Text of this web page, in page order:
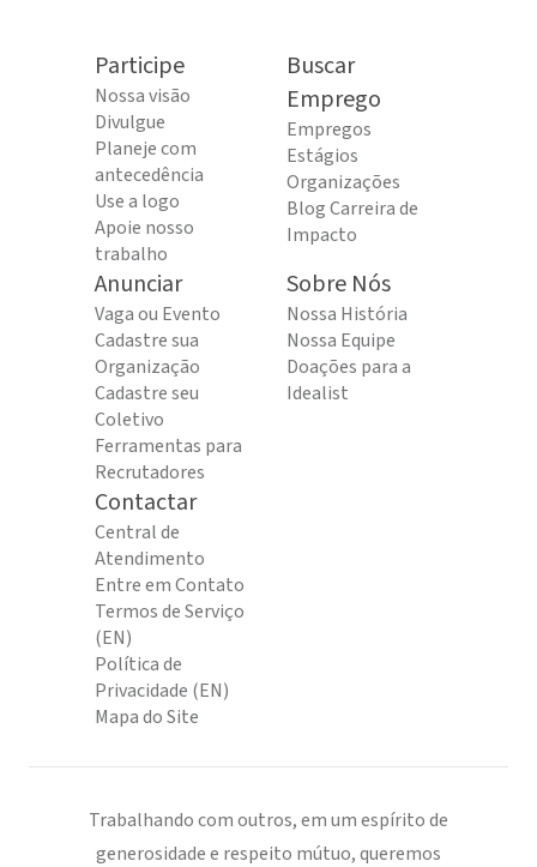
Participe
Nossa visão
Divulgue
Planeje com
antecedência
Use a logo
Apoie nosso
trabalho
Buscar
Emprego
Empregos
Estágios
Organizações
Blog Carreira de
Impacto
Anunciar
Vaga ou Evento
Cadastre sua
Organização
Cadastre seu
Coletivo
Ferramentas para
Recrutadores
Sobre Nós
Nossa História
Nossa Equipe
Doações para a
Idealist
Contactar
Central de
Atendimento
Entre em Contato
Termos de Serviço
(EN)
Política de
Privacidade (EN)
Mapa do Site
Trabalhando com outros, em um espírito de
generosidade e respeito mútuo, queremos